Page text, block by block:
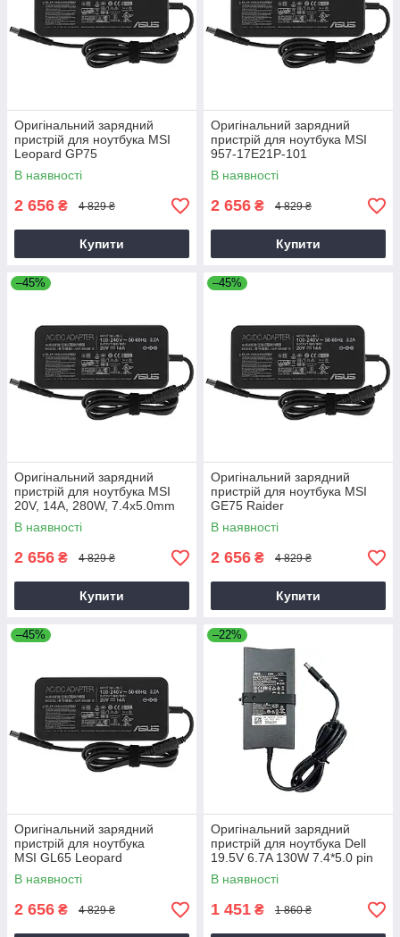
Оригінальний зарядний
пристрій для ноутбука MSI
Leopard GP75
В наявності
2 656 ₴ 4 829 ₴
Купити
Оригінальний зарядний
пристрій для ноутбука MSI
957-17E21P-101
В наявності
2 656 ₴ 4 829 ₴
Купити
–45%
Оригінальний зарядний
пристрій для ноутбука MSI
20V, 14A, 280W, 7.4x5.0mm
В наявності
2 656 ₴ 4 829 ₴
Купити
–45%
Оригінальний зарядний
пристрій для ноутбука MSI
GE75 Raider
В наявності
2 656 ₴ 4 829 ₴
Купити
–45%
Оригінальний зарядний
пристрій для ноутбука
MSI GL65 Leopard
В наявності
2 656 ₴ 4 829 ₴
–22%
Оригінальний зарядний
пристрій для ноутбука Dell
19.5V 6.7A 130W 7.4*5.0 pin
Slim (PA-4E)
В наявності
1 451 ₴ 1 860 ₴